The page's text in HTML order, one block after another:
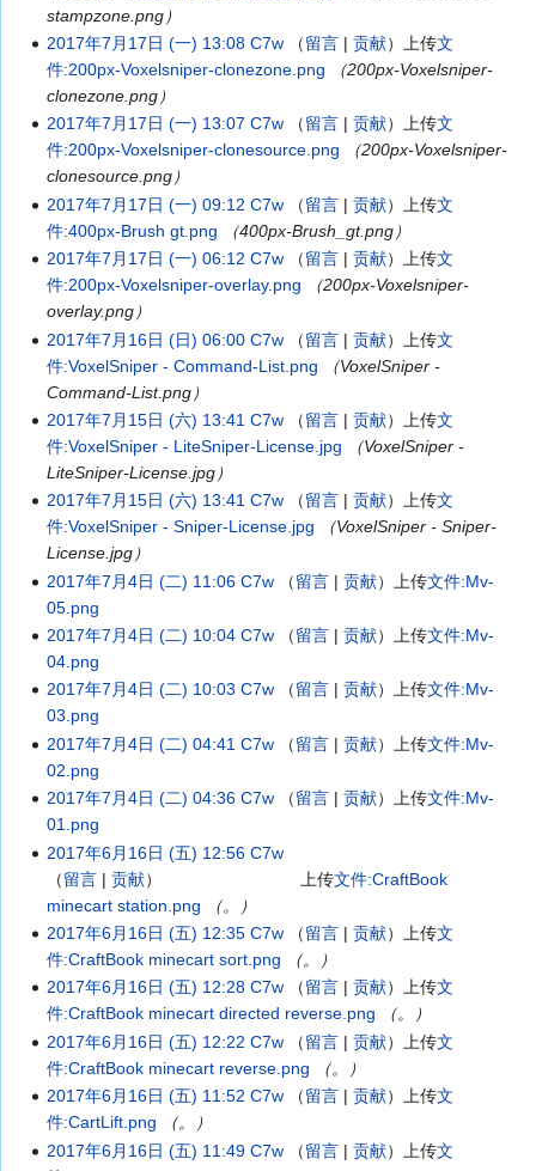
stampzone.png）
2017年7月17日 (一) 13:08 C7w 留言 贡献 上传文
件:200px-Voxelsniper-clonezone.png
（200px-Voxelsniper-
clonezone.png）
2017年7月17日 (一) 13:07 C7w 留言 贡献 上传文
件:200px-Voxelsniper-clonesource.png
（200px-Voxelsniper-
clonesource.png）
2017年7月17日 (一) 09:12 C7w 留言 贡献 上传文
件:400px-Brush gt.png
（400px-Brush_gt.png）
2017年7月17日 (一) 06:12 C7w 留言 贡献 上传文
件:200px-Voxelsniper-overlay.png
（200px-Voxelsniper-
overlay.png）
2017年7月16日 (日) 06:00 C7w 留言 贡献 上传文
件:VoxelSniper - Command-List.png
（VoxelSniper -
Command-List.png）
2017年7月15日 (六) 13:41 C7w 留言 贡献 上传文
件:VoxelSniper - LiteSniper-License.jpg
（VoxelSniper -
LiteSniper-License.jpg）
2017年7月15日 (六) 13:41 C7w 留言 贡献 上传文
件:VoxelSniper - Sniper-License.jpg
（VoxelSniper - Sniper-
License.jpg）
2017年7月4日 (二) 11:06 C7w 留言 贡献 上传文件:Mv-
05.png
2017年7月4日 (二) 10:04 C7w 留言 贡献 上传文件:Mv-
04.png
2017年7月4日 (二) 10:03 C7w 留言 贡献 上传文件:Mv-
03.png
2017年7月4日 (二) 04:41 C7w 留言 贡献 上传文件:Mv-
02.png
2017年7月4日 (二) 04:36 C7w 留言 贡献 上传文件:Mv-
01.png
2017年6月16日 (五) 12:56 C7w
留言
贡献 上传文件:CraftBook
minecart station.png
（。）
2017年6月16日 (五) 12:35 C7w 留言 贡献 上传文
件:CraftBook minecart sort.png
（。）
2017年6月16日 (五) 12:28 C7w 留言 贡献 上传文
件:CraftBook minecart directed reverse.png
（。）
2017年6月16日 (五) 12:22 C7w 留言 贡献 上传文
件:CraftBook minecart reverse.png
（。）
2017年6月16日 (五) 11:52 C7w 留言 贡献 上传文
件:CartLift.png
（。）
2017年6月16日 (五) 11:49 C7w 留言 贡献 上传文